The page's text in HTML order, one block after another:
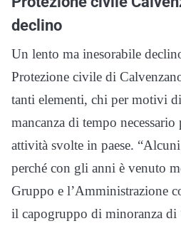
declino
Un lento ma inesorabile
Protezione civile di
tanti elementi, chi per motivi
mancanza di tempo necessario
attività svolte in paese.
perché con gli anni è venuto
Gruppo e l’Amministrazione
il capogruppo di minoranza di